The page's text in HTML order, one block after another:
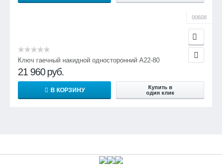
00608
Ключ гаечный накидной односторонний А22-80
21 960 руб.
В КОРЗИНУ
Купить в
один клик